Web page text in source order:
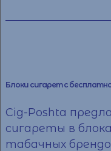
Блоки сигарет с
Cig-Poshta
сигареты в
табачных